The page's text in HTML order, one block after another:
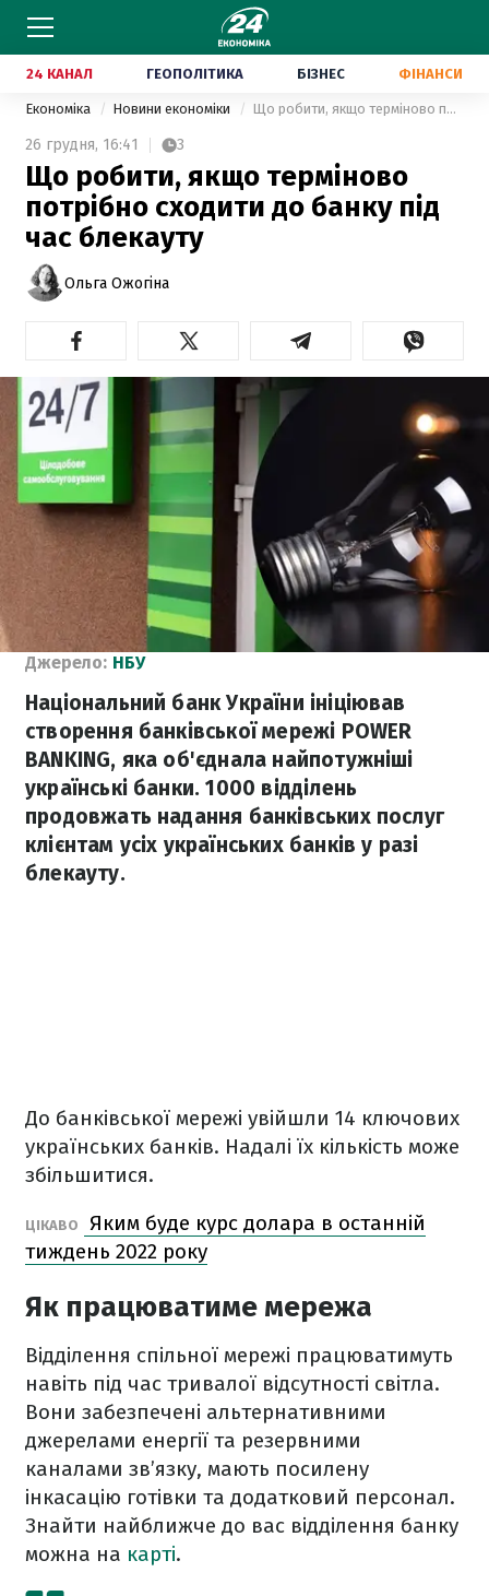
24 КАНАЛ ГЕОПОЛІТИКА БІЗНЕС ФІНАНСИ
Економіка Новини економіки Що робити, якщо терміново потрібно сходити до банку під час блекауту
26 грудня, 16:41 3
Що робити, якщо терміново
потрібно сходити до банку під
час блекауту
Ольга Ожогіна
Джерело: НБУ
Національний банк України ініціював
створення банківської мережі POWER
BANKING, яка об'єднала найпотужніші
українські банки. 1000 відділень
продовжать надання банківських послуг
клієнтам усіх українських банків у разі
блекауту.
До банківської мережі увійшли 14 ключових
українських банків. Надалі їх кількість може
збільшитися.
ЦІКАВО
Яким буде курс долара в останній
тиждень 2022 року
Як працюватиме мережа
Відділення спільної мережі працюватимуть
навіть під час тривалої відсутності світла.
Вони забезпечені альтернативними
джерелами енергії та резервними
каналами зв’язку, мають посилену
інкасацію готівки та додатковий персонал.
Знайти найближче до вас відділення банку
можна на карті.